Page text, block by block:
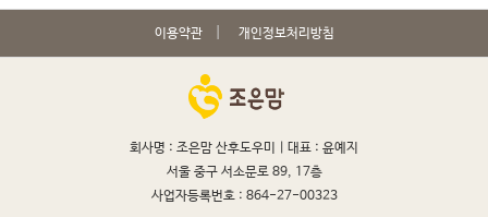
이용약관 개인정보처리방침
회사명 : 조은맘 산후도우미 | 대표 : 윤예지
서울 중구 서소문로 89, 17층
사업자등록번호 : 864-27-00323